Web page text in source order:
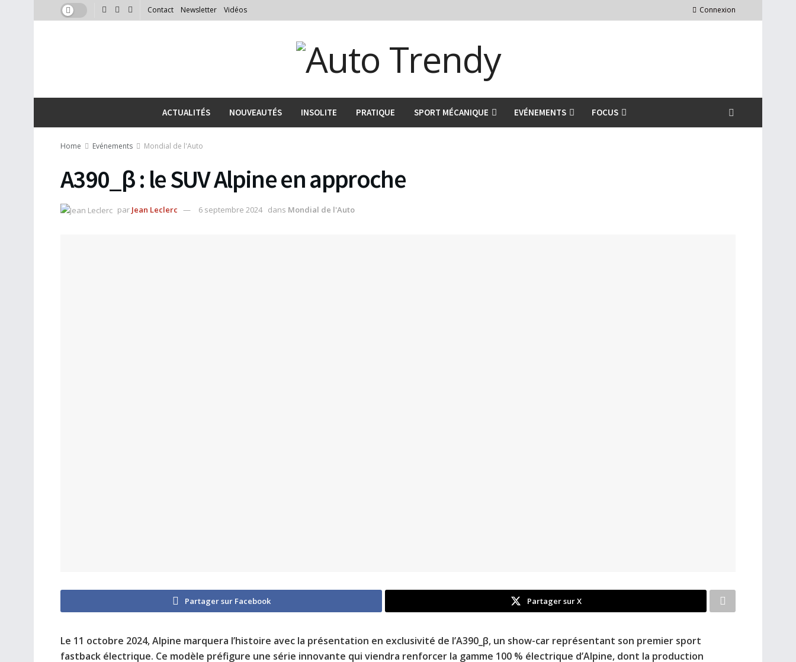
Contact Newsletter Vidéos Connexion
ACTUALITÉS NOUVEAUTÉS INSOLITE PRATIQUE SPORT MÉCANIQUE EVÉNEMENTS FOCUS
Home Evénements Mondial de l'Auto
A390_β : le SUV Alpine en approche
par Jean Leclerc 6 septembre 2024 dans Mondial de l'Auto
Partager sur Facebook Partager sur X
Le 11 octobre 2024, Alpine marquera l’histoire avec la présentation en exclusivité de l’A390_β, un show-car représentant son premier sport
fastback électrique. Ce modèle préfigure une série innovante qui viendra renforcer la gamme 100 % électrique d’Alpine, dont la production